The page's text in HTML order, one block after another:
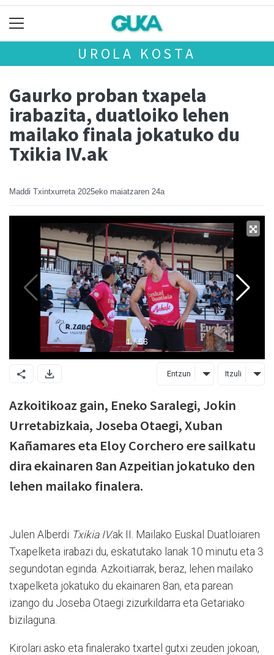
UROLA KOSTA
Gaurko proban txapela
irabazita, duatloiko lehen
mailako finala jokatuko du
Txikia IV.ak
Maddi Txintxurreta 2025eko maiatzaren 24a
Entzun Itzuli
Azkoitikoaz gain, Eneko Saralegi, Jokin
Urretabizkaia, Joseba Otaegi, Xuban
Kañamares eta Eloy Corchero ere sailkatu
dira ekainaren 8an Azpeitian jokatuko den
lehen mailako finalera.
Julen Alberdi Txikia IV.ak II. Mailako Euskal Duatloiaren
Txapelketa irabazi du, eskatutako lanak 10 minutu eta 3
segundotan eginda. Azkoitiarrak, beraz, lehen mailako
txapelketa jokatuko du ekainaren 8an, eta parean
izango du Joseba Otaegi zizurkildarra eta Getariako
bizilaguna.
Kirolari asko eta finalerako txartel gutxi zeuden jokoan,